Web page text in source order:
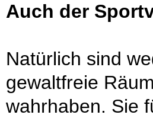
Auch der
Natürlich sind
gewaltfreie
wahrhaben. Sie